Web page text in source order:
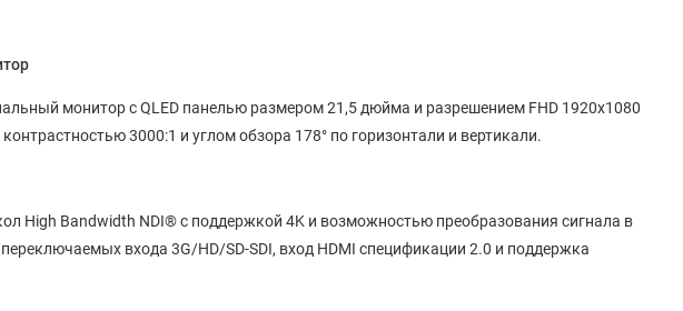
монитор с QLED панелью размером 21,5 дюйма и разрешением FHD 1920x1080
3000:1 и углом обзора 178° по горизонтали и вертикали.
High Bandwidth NDI® с поддержкой 4K и возможностью преобразования сигнала в
входа 3G/HD/SD-SDI, вход HDMI спецификации 2.0 и поддержка